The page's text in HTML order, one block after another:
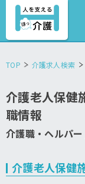
TOP 介護求人検索
介護老人保健
職情報
介護職・ヘルパ
介護老人保健